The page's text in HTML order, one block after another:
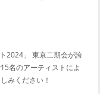
2024」 東京二期会が誇
名のアーティストによ
みください！